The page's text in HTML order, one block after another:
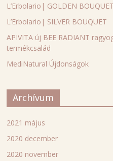
L’Erbolario| GOLDEN BOUQUET
L’Erbolario| SILVER BOUQUET
APIVITA új BEE RADIANT
termékcsalád
MediNatural Újdonságok
Archívum
2021 május
2020 december
2020 november